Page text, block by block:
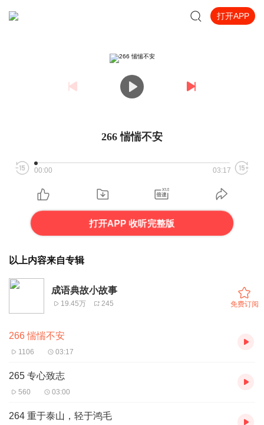
打开APP
266 惴惴不安
00:00 03:17
打开APP 收听完整版
以上内容来自专辑
成语典故小故事
19.45万 245 免费订阅
266 惴惴不安
1106 03:17
265 专心致志
560 03:00
264 重于泰山，轻于鸿毛